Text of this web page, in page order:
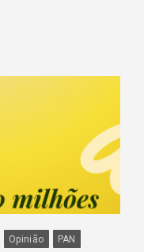
Opinião
PAN